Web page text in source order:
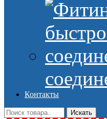
Контакты